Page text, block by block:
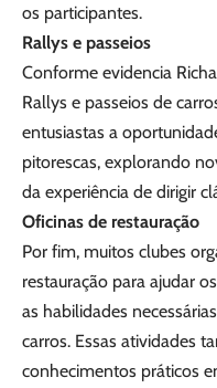
os participantes.
Rallys e passeios
Conforme evidencia
Rallys e passeios de
entusiastas a
pitorescas, explorando
da experiência de dirigir
Oficinas de restauração
Por fim, muitos clubes
restauração para ajudar
as habilidades
carros. Essas atividades
conhecimentos práticos